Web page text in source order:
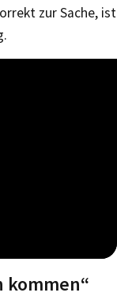
zur Sache, ist
kommen“